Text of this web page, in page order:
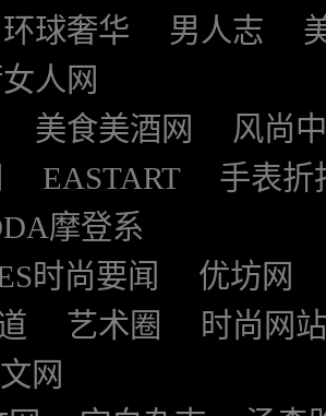
环球奢华 男人志
人网
美食美酒网
风尚
EASTART
手表折
摩登系
时尚要闻
优坊网
艺术圈
时尚网站
网